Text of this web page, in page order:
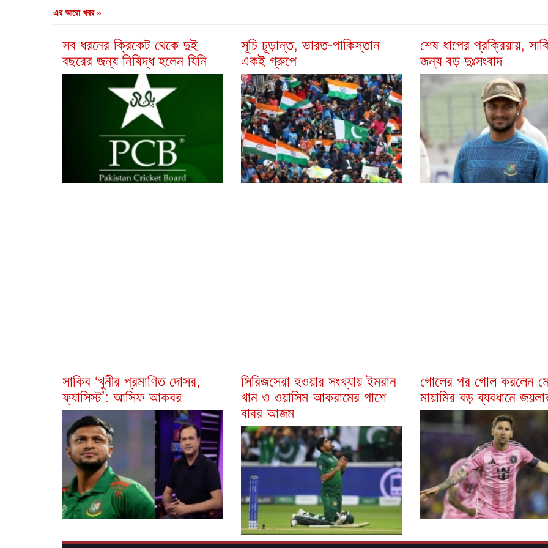
এর আরো খবর »
সব ধরনের ক্রিকেট থেকে দুই
বছরের জন্য নিষিদ্ধ হলেন যিনি
সূচি চূড়ান্ত, ভারত-পাকিস্তান
একই গ্রুপে
শেষ ধাপের প্রক্রিয়ায়,
জন্য বড় দুঃসংবাদ
সাকিব ‘খুনীর প্রমাণিত দোসর,
ফ্যাসিস্ট’: আসিফ আকবর
সিরিজসেরা হওয়ার সংখ্যায় ইমরান
খান ও ওয়াসিম আকরামের পাশে
বাবর আজম
গোলের পর গোল করলেন
মায়ামির বড় ব্যবধানে